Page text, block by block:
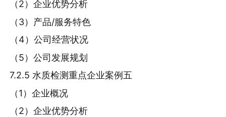
（2）企业优势分析
（3）产品/服务特色
（4）公司经营状况
（5）公司发展规划
7.2.5 水质检测重点企业案例五
（1）企业概况
（2）企业优势分析